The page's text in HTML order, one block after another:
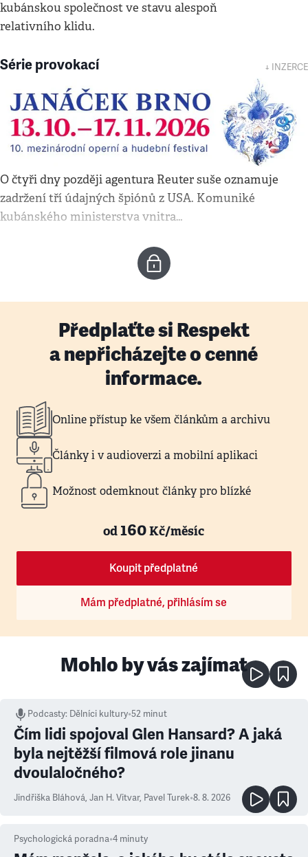
kubánskou společnost ve stavu alespoň
relativního klidu.
Série provokací ↓ INZERCE
O čtyři dny později agentura Reuter suše oznamuje
zadržení tří údajných špiónů z USA. Komuniké
kubánského ministerstva vnitra…
Předplaťte si Respekt
a nepřicházejte o cenné
informace.
Online přístup ke všem článkům a archivu
Články i v audioverzi a mobilní aplikaci
Možnost odemknout články pro blízké
od160Kč/měsíc
Koupit předplatné
Mám předplatné, přihlásím se
Mohlo by vás zajímat
Podcasty: Dělníci kultury•52 minut
Čím lidi spojoval Glen Hansard? A jaká
byla nejtěžší filmová role jinanu
dvoulaločného?
Jindřiška Bláhová, Jan H. Vitvar, Pavel Turek•8. 8. 2026
Psychologická poradna•4 minuty